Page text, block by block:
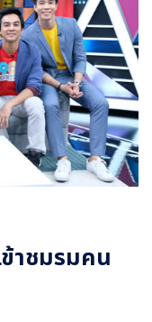
ข้าชมรมคน